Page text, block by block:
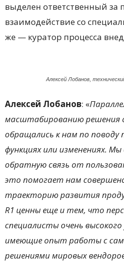
выделен ответственный за
взаимодействие со
же — куратор процесса
Алексей Лобанов,
Алексей Лобанов: «
масштабированию решения
обращались к нам по
функциях или изменениях.
обратную связь от
это помогает нам
траекторию развития
R1 ценны еще и тем, что
специалисты очень
имеющие опыт работы с
решениями мировых